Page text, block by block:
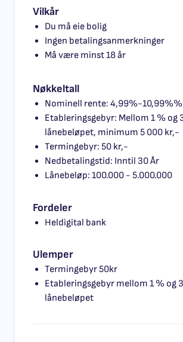
Vilkår
Du må eie bolig
Ingen betalingsanmerkninger
Må være minst 18 år
Nøkkeltall
Nominell rente: 4,99%-10,99%%
Etableringsgebyr: Mellom 1 % og
lånebeløpet, minimum 5 000 kr,-
Termingebyr: 50 kr,-
Nedbetalingstid: Inntil 30 År
Lånebeløp: 100.000 - 5.000.000
Fordeler
Heldigital bank
Ulemper
Termingebyr 50kr
Etableringsgebyr mellom 1 % og
lånebeløpet